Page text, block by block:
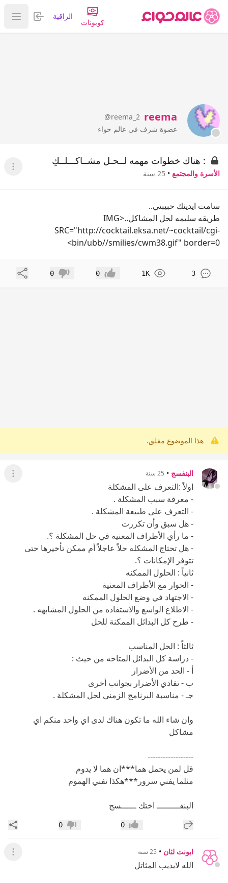
كوبونات
الراقية تسجيل
عرض
reema
@reema_2
عضوة شرف في عالم حواء
: هناك خطوات مهمه لــحـل مشــاكـــلــكِ
الأسرة والمجتمع • 25 سنة عرض
سامت ايدينك حبيبتي..
طريقه سليمه لحل المشاكل..<IMG
SRC="http://cocktail.eksa.net/~cocktail/cgi-
bin/ubb//smilies/cwm38.gif" border=0>
3
1K إعجاب 0 عدم إعجاب
0 مشاركة
هذا الموضوع مغلق.
البنفسج • 25 سنة عرض
اولاً :التعرف على المشكلة
- معرفة سبب المشكلة .
- التعرف على طبيعة المشكلة .
- هل سبق وأن تكررت
- ما رأي الأطراف المعنيه في حل المشكلة ؟.
- هل تحتاج المشكله حلاً عاجلاً أم ممكن تأخيرها حتى
تتوفر الإمكانات ؟.
ثانياً : الحلول الممكنه
- الحوار مع الأطراف المعنية
- الاجتهاد في وضع الحلول الممكنه
- الاطلاع الواسع والاستفاده من الحلول المشابهه .
- طرح كل البدائل الممكنة للحل
ثالثاً : الحل المناسب
- دراسة كل البدائل المتاحه من حيث :
أ - الحد من الأضرار
ب - تفادي الأضرار بجوانب أخرى
جـ - مناسبة البرنامج الزمني لحل المشكلة .
وان شاء الله ما تكون هناك لدى اي واحد منكم اي
مشاكل
------------------
قل لمن يحمل هما***ان هما لا يدوم
مثلما يفني سرور***هكذا تفني الهموم
البنفـــــــــ اختك ــــــسج
إضافة رد جديد إعجاب0 عدم إعجاب
0
ابونث لثان • 25 سنة عرض
الله لايديب المثاتل